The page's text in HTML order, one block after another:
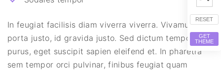
In feugiat facilisis diam viverra viverra. Vivamus eu
porta justo, id gravida justo. Sed dictum tempor
purus, eget suscipit sapien eleifend et. In pharetra
sem tempor orci pulvinar, finibus feugiat quam
RESET
GET
THEME